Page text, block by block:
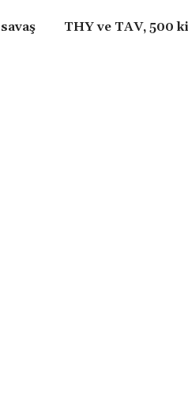
THY ve TAV, 500